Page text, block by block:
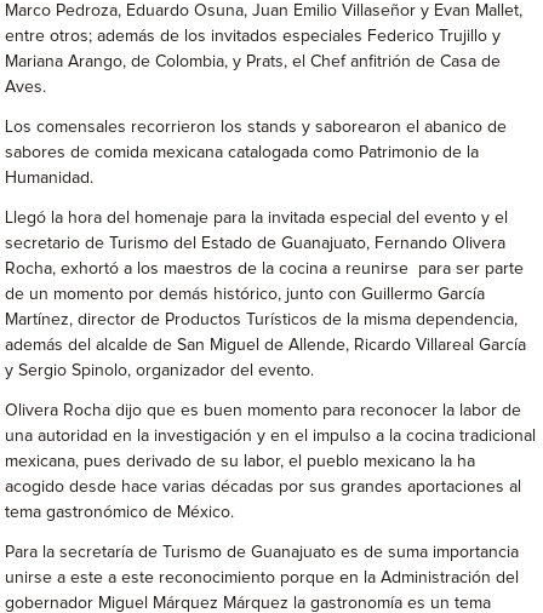
Marco Pedroza, Eduardo Osuna, Juan Emilio Villaseñor y Evan Mallet,
entre otros; además de los invitados especiales Federico Trujillo y
Mariana Arango, de Colombia, y Prats, el Chef anfitrión de Casa de
Aves.
Los comensales recorrieron los stands y saborearon el abanico de
sabores de comida mexicana catalogada como Patrimonio de la
Humanidad.
Llegó la hora del homenaje para la invitada especial del evento y el
secretario de Turismo del Estado de Guanajuato, Fernando Olivera
Rocha, exhortó a los maestros de la cocina a reunirse para ser parte
de un momento por demás histórico, junto con Guillermo García
Martínez, director de Productos Turísticos de la misma dependencia,
además del alcalde de San Miguel de Allende, Ricardo Villareal García
y Sergio Spinolo, organizador del evento.
Olivera Rocha dijo que es buen momento para reconocer la labor de
una autoridad en la investigación y en el impulso a la cocina tradicional
mexicana, pues derivado de su labor, el pueblo mexicano la ha
acogido desde hace varias décadas por sus grandes aportaciones al
tema gastronómico de México.
Para la secretaría de Turismo de Guanajuato es de suma importancia
unirse a este a este reconocimiento porque en la Administración del
gobernador Miguel Márquez Márquez la gastronomía es un tema